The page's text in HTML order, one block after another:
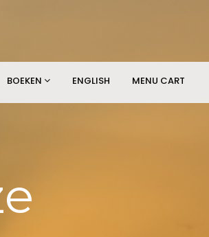
BOEKEN ENGLISH MENU CART